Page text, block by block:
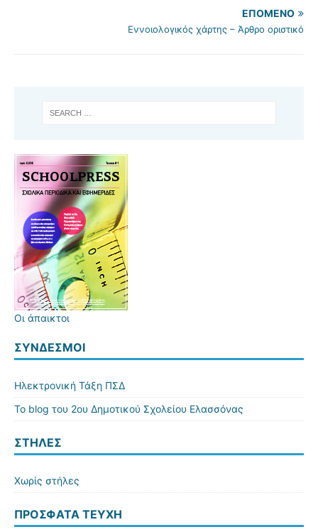
ΕΠΌΜΕΝΟ
Εννοιολογικός χάρτης – Άρθρο οριστικό
Οι άπαικτοι
ΣΎΝΔΕΣΜΟΙ
Ηλεκτρονική Τάξη ΠΣΔ
Το blog του 2ου Δημοτικού Σχολείου Ελασσόνας
ΣΤΗΛΕΣ
Χωρίς στήλες
ΠΡΌΣΦΑΤΑ ΤΕΎΧΗ